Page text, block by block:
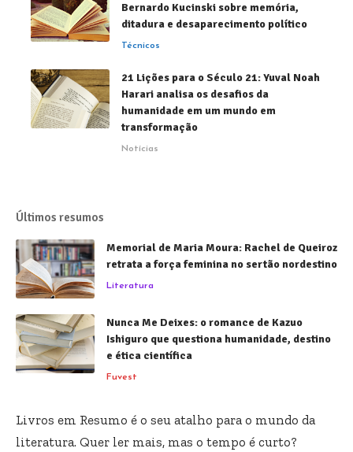
Bernardo Kucinski sobre memória,
ditadura e desaparecimento político
Técnicos
21 Lições para o Século 21: Yuval Noah
Harari analisa os desafios da
humanidade em um mundo em
transformação
Notícias
Últimos resumos
Memorial de Maria Moura: Rachel de Queiroz
retrata a força feminina no sertão nordestino
Literatura
Nunca Me Deixes: o romance de Kazuo
Ishiguro que questiona humanidade, destino
e ética científica
Fuvest
Livros em Resumo é o seu atalho para o mundo da
literatura. Quer ler mais, mas o tempo é curto?